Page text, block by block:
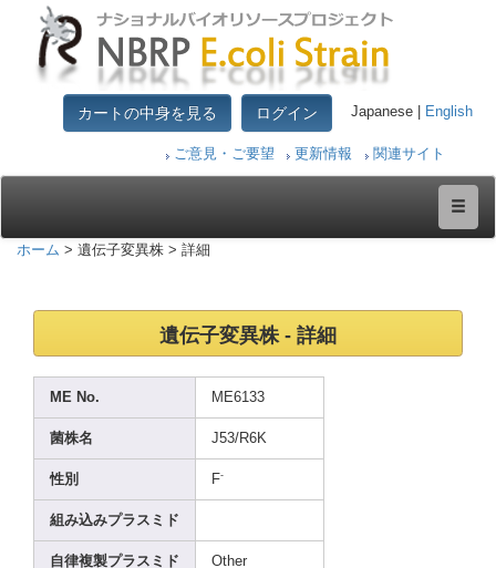
カートの中身を見る ログイン Japanese | English
ご意見・ご要望 更新情報 関連サイト
ホーム > 遺伝子変異株 > 詳細
遺伝子変異株 - 詳細
ME No. ME6133
菌株名 J53/R6K
性別 F-
組み込みプラスミド
自律複製プラスミド Other